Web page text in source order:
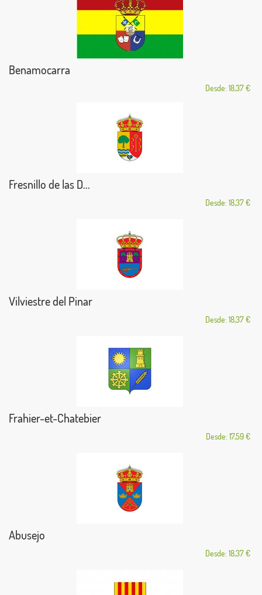
Benamocarra
Desde: 18,37 €
Fresnillo de las D...
Desde: 18,37 €
Vilviestre del Pinar
Desde: 18,37 €
Frahier-et-Chatebier
Desde: 17,59 €
Abusejo
Desde: 18,37 €